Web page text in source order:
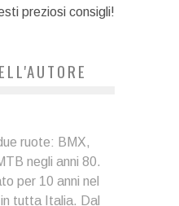
preziosi consigli!
ruote: BMX,
negli anni 80.
per 10 anni nel
tutta Italia. Dal